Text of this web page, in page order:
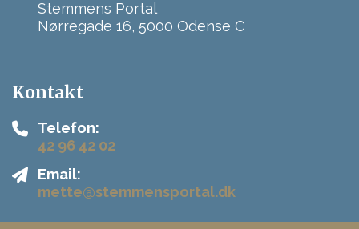
Stemmens Portal
Nørregade 16, 5000 Odense C
Kontakt
Telefon:
42 96 42 02
Email:
mette@stemmensportal.dk
Copyright © 2026 - Stemmens Portal, CVR 40122885 |Privatlivspolitik|